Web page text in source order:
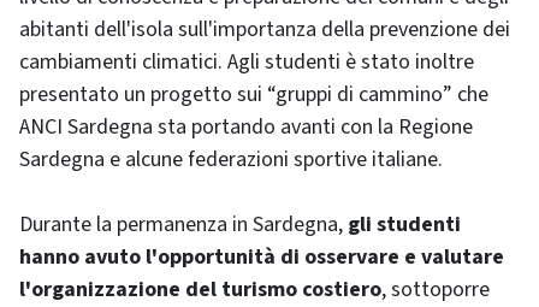
abitanti dell'isola sull'importanza della prevenzione dei
cambiamenti climatici. Agli studenti è stato inoltre
presentato un progetto sui “gruppi di cammino” che
ANCI Sardegna sta portando avanti con la Regione
Sardegna e alcune federazioni sportive italiane.
Durante la permanenza in Sardegna, gli studenti
hanno avuto l'opportunità di osservare e valutare
l'organizzazione del turismo costiero, sottoporre